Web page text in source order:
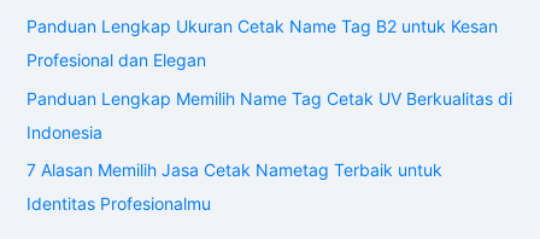
Panduan Lengkap Ukuran Cetak Name Tag B2 untuk Kesan
Profesional dan Elegan
Panduan Lengkap Memilih Name Tag Cetak UV Berkualitas di
Indonesia
7 Alasan Memilih Jasa Cetak Nametag Terbaik untuk
Identitas Profesionalmu